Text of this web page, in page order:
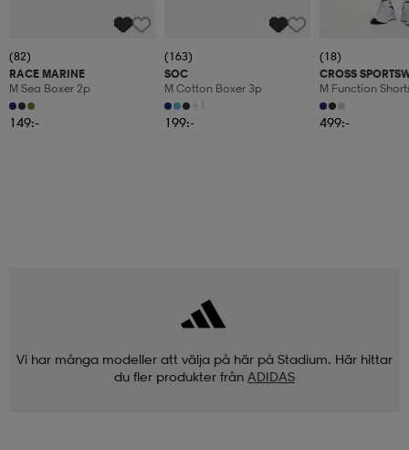
(82)
RACE MARINE
M Sea Boxer 2p
149:-
(163)
SOC
M Cotton Boxer 3p
+1
199:-
(18)
CROSS
M Function
499:-
Vi har många modeller att välja på här på Stadium. Här hittar
du fler produkter från ADIDAS